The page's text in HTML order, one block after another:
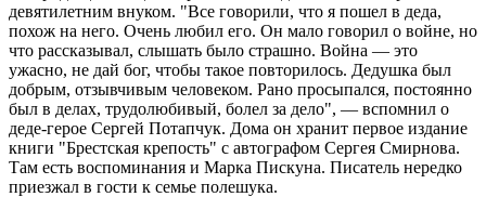
девятилетним внуком. "Все говорили, что я пошел в деда,
похож на него. Очень любил его. Он мало говорил о войне, но
что рассказывал, слышать было страшно. Война — это
ужасно, не дай бог, чтобы такое повторилось. Дедушка был
добрым, отзывчивым человеком. Рано просыпался, постоянно
был в делах, трудолюбивый, болел за дело", — вспомнил о
деде-герое Сергей Потапчук. Дома он хранит первое издание
книги "Брестская крепость" с автографом Сергея Смирнова.
Там есть воспоминания и Марка Пискуна. Писатель нередко
приезжал в гости к семье полешука.